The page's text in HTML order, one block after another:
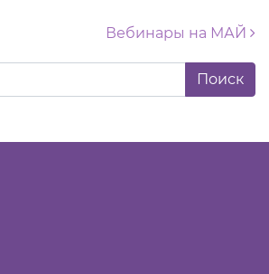
Вебинары на МАЙ